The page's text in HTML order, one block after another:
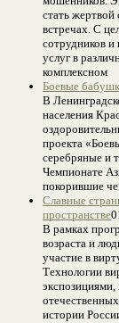
стать
встречах. С
сотрудников и
услуг в
комплексном
Боевые
В
населения
проекта
серебряные и
Чемпионате
покорившие
Славные
пространстве
В рамках
возраста и
участие в
Технологии
истории